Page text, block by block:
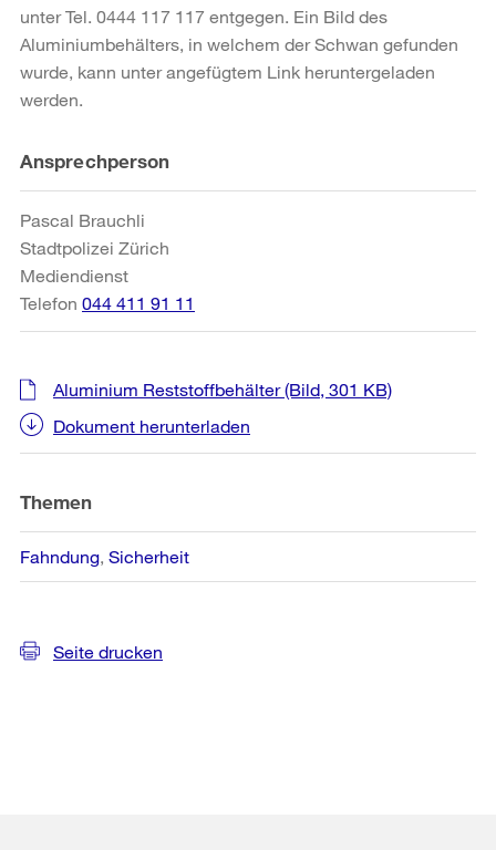
unter Tel. 0444 117 117 entgegen. Ein Bild des
Aluminiumbehälters, in welchem der Schwan gefunden
wurde, kann unter angefügtem Link heruntergeladen
werden.
Weitere
Informationen
Ansprechperson
Pascal Brauchli
Stadtpolizei Zürich
Mediendienst
Telefon 044 411 91 11
Aluminium Reststoffbehälter(Bild, 301 KB)
Dokument herunterladen
Themen
Fahndung Sicherheit
Seite drucken